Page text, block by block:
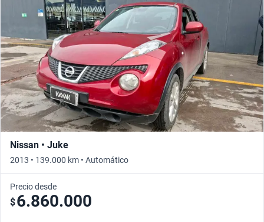
Nissan • Juke
2013 • 139.000 km • Automático
Precio desde
$6.860.000